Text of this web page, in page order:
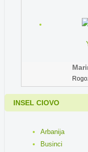
INSEL CIOVO
Arbanija
Businci